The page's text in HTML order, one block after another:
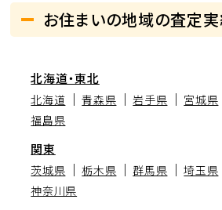
お住まいの地域の査定
北海道・東北
北海道 青森県 岩手県 宮城県
福島県
関東
茨城県 栃木県 群馬県 埼玉県
神奈川県